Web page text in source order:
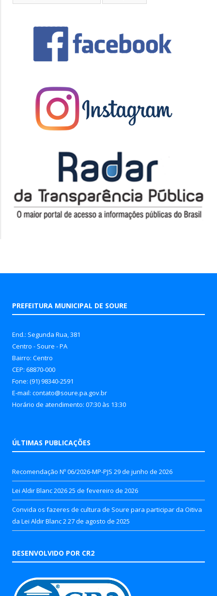
PREFEITURA MUNICIPAL DE SOURE
End.: Segunda Rua, 381
Centro - Soure - PA
Bairro: Centro
CEP: 68870-000
Fone: (91) 98340-2591
E-mail: contato@soure.pa.gov.br
Horário de atendimento: 07:30 às 13:30
ÚLTIMAS PUBLICAÇÕES
Recomendação Nº 06/2026-MP-PJS 29 de junho de 2026
Lei Aldir Blanc 202625 de fevereiro de 2026
Convida os fazeres de cultura de Soure para participar da Oitiva
da Lei Aldir Blanc 227 de agosto de 2025
DESENVOLVIDO POR CR2